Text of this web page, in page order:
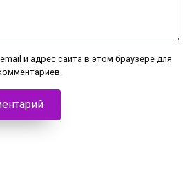
и адрес сайта в этом браузере для